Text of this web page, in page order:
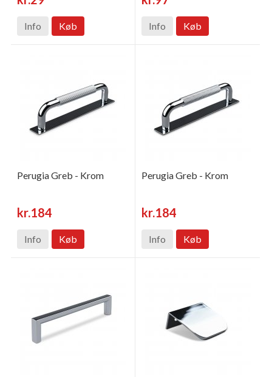
Info Køb Info Køb
Perugia Greb - Krom
kr.184
Info Køb
Perugia Greb - Krom
kr.184
Info Køb